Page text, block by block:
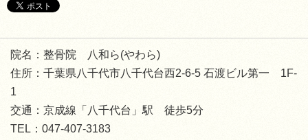
院名：整骨院 八和ら(やわら)
住所：千葉県八千代市八千代台西2-6-5 石渡ビル第一 1F-
1
交通：京成線「八千代台」駅 徒歩5分
TEL：047-407-3183